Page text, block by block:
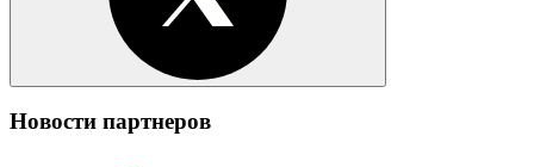
Новости партнеров